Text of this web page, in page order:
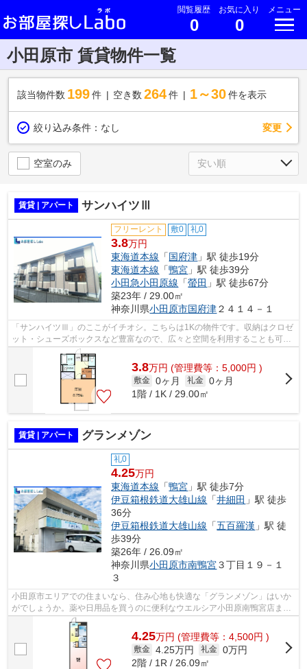
閲覧履歴
0
お気に入り
0
メニュー
小田原市 賃貸物件一覧
該当物件数 199件 空き数 264 件 1～30 件を表示
絞り込み条件： なし 変更
空室のみ
賃貸 | アパート サンハイツⅢ
フリーレント 敷0 礼0
3.8万円
東海道本線 「国府津 」駅 徒歩19分
東海道本線 「鴨宮 」駅 徒歩39分
小田急小田原線 「螢田 」駅 徒歩67分
築23年 / 29.00㎡
神奈川県小田原市国府津２４１４－１
「サンハイツⅢ」のここがイチオシ。こちらは1Kの物件です。収納はクロゼ
ット・シューズボックスなど豊富なので、広々と空間を利用することも可能
です。ペットと一緒に暮らしたい方にう...
3.8万円 (管理費等：5,000円 )
敷金 0ヶ月 礼金 0ヶ月
1階 / 1K / 29.00㎡
賃貸 | アパート グランメゾン
礼0
4.25万円
東海道本線 「鴨宮 」駅 徒歩7分
伊豆箱根鉄道大雄山線 「井細田 」駅 徒歩
36分
伊豆箱根鉄道大雄山線 「五百羅漢 」駅 徒
歩39分
築26年 / 26.09㎡
神奈川県小田原市南鴨宮３丁目１９－１
３
小田原市エリアでの住まいなら、住み心地も快適な「グランメゾン」はいか
がでしょうか。薬や日用品を買うのに便利なウエルシア小田原南鴨宮店まで
52mです。山僖で、住まい探しをはじめ...
4.25万円 (管理費等：4,500円 )
敷金 4.25万円 礼金 0万円
2階 / 1R / 26.09㎡